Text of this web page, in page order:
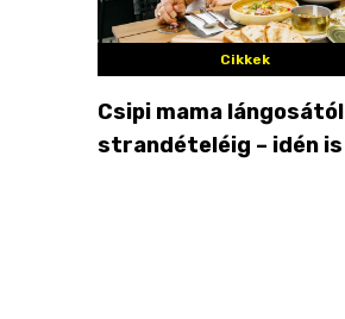
Cikkek
Csipi mama
strandételéig – idén